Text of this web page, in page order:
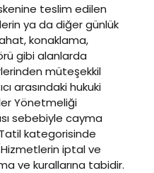
teslim edilen
ya da diğer günlük
konaklama,
gibi alanlarda
müteşekkil
arasındaki hukuki
Yönetmeliği
sebebiyle cayma
Tatil kategorisinde
iptal ve
ve kurallarına tabidir.